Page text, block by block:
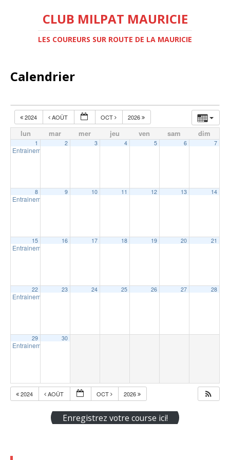
CLUB MILPAT MAURICIE
LES COUREURS SUR ROUTE DE LA MAURICIE
Calendrier
2024 AOÛT OCT 2026
lun mar mer jeu ven sam dim
1
Entrainement extérieur à Trois-Rivières
2 3 4 5 6 7
8
Entrainement extérieur à Trois-Rivières
9 10 11 12 13 14
15
Entrainement extérieur à Trois-Rivières
16 17 18 19 20 21
22
Entrainement extérieur à Trois-Rivières
23 24 25 26 27 28
29
Entrainement extérieur à Trois-Rivières
30
2024 AOÛT OCT 2026
Enregistrez votre course ici!